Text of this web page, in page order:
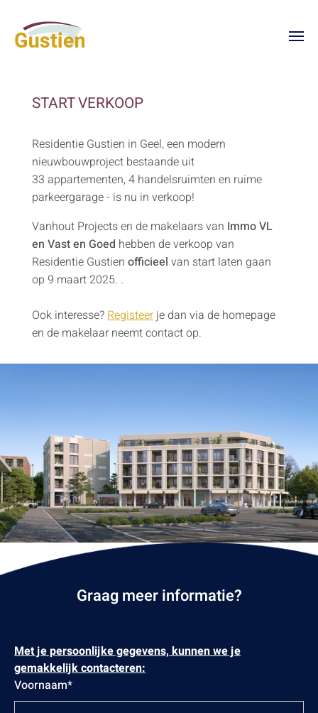
START VERKOOP
Residentie Gustien in Geel, een modern
nieuwbouwproject bestaande uit
33 appartementen, 4 handelsruimten en ruime
parkeergarage - is nu in verkoop!
Vanhout Projects en de makelaars van Immo VL
en Vast en Goed hebben de verkoop van
Residentie Gustien officieel van start laten gaan
op 9 maart 2025. .
Ook interesse?Registeer je dan via de homepage
en de makelaar neemt contact op.
Graag meer informatie?
Met je persoonlijke gegevens, kunnen we je
gemakkelijk contacteren:
Voornaam*